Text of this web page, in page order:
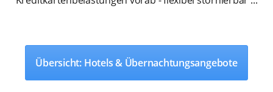
Übersicht: Hotels & Übernachtungsangebote